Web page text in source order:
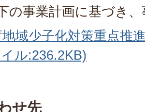
の事業計画に基づき
域少子化対策重点推
ル:236.2KB)
せ先